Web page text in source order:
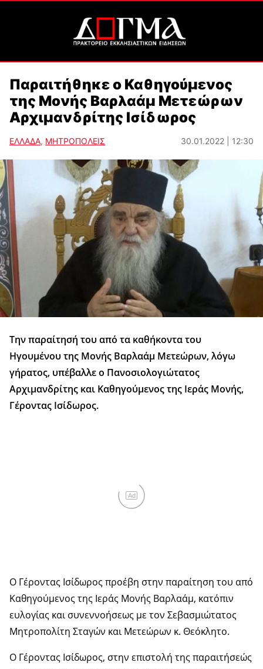
Παραιτήθηκε ο Καθηγούμενος
της Μονής Βαρλαάμ Μετεώρων
Αρχιμανδρίτης Ισίδωρος
ΕΛΛΑΔΑ, ΜΗΤΡΟΠΟΛΕΙΣ 30.01.2022 | 12:30
Την παραίτησή του από τα καθήκοντα του
Ηγουμένου της Μονής Βαρλαάμ Μετεώρων, λόγω
γήρατος, υπέβαλλε ο Πανοσιολογιώτατος
Αρχιμανδρίτης και Καθηγούμενος της Ιεράς Μονής,
Γέροντας Ισίδωρος.
Ad
Ο Γέροντας Ισίδωρος προέβη στην παραίτηση του από
Καθηγούμενος της Ιεράς Μονής Βαρλαάμ, κατόπιν
ευλογίας και συνεννοήσεως με τον Σεβασμιώτατος
Μητροπολίτη Σταγών και Μετεώρων κ. Θεόκλητο.
Ο Γέροντας Ισίδωρος, στην επιστολή της παραιτήσεώς